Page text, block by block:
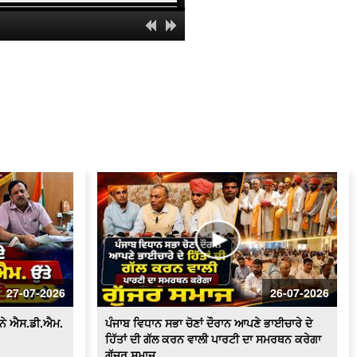
ਸ਼ਾਮਿਲ
ਬੀਕੇਯੂ ਏਕਤਾ ਸਿੱਧੂਪੁਰ ਵਲੋਂ ਕਾਲਾਝਾੜ ਟੋਲ
ਪਲਾਜ਼ਾ ਕੀਤਾ ਗਿਆ ਮੁਫ਼ਤ
ਟੋਲ ਮੁਕਤ ਕਰਾਕੇ ਕਿਸਾਨਾਂ ਵਲੋਂ ਭਾਗੂ ਮਾਜਰਾ ਤੇ
ਬਜਹੇੜੀ ਟੋਲ ਪਲਾਜ਼ੇ 'ਤੇ ਧਰਨਾ
ਆਰ.ਟੀ.ਓ. ਦਫ਼ਤਰ ਫ਼ਿਰੋਜ਼ਪੁਰ ਚ ਪਿਛਲੇ 2
Sanitation workers stage a massive
27-07-2026
ਐਸ.ਡੀ.ਐਮ.
26-07-2026
ਪੰਜਾਬ ਵਿਧਾਨ ਸਭਾ ਚੋਣਾਂ ਦੌਰਾਨ ਆਪਣੇ ਭਾਈਚਾਰੇ ਦੇ
ਹਿੱਤਾਂ ਦੀ ਗੱਲ ਕਰਨ ਵਾਲੀ ਪਾਰਟੀ ਦਾ ਸਮਰਥਨ ਕਰੇਗਾ